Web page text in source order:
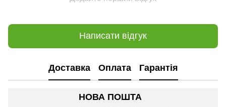
Написати відгук
Доставка Оплата Гарантія
НОВА ПОШТА